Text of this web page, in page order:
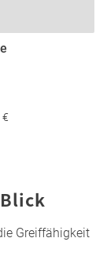
€
Greiffähigkeit